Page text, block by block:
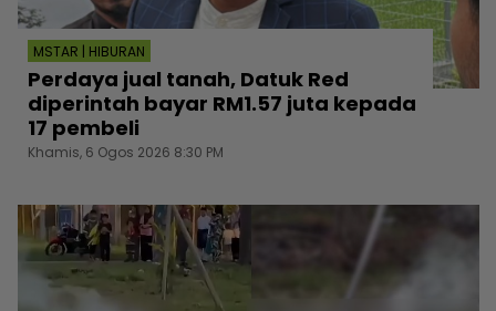
MSTAR | HIBURAN
Perdaya jual tanah, Datuk Red
diperintah bayar RM1.57 juta kepada
17 pembeli
Khamis, 6 Ogos 2026 8:30 PM